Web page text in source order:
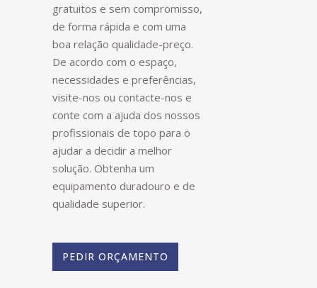
gratuitos e sem compromisso,
de forma rápida e com uma
boa relação qualidade-preço.
De acordo com o espaço,
necessidades e preferências,
visite-nos ou contacte-nos e
conte com a ajuda dos nossos
profissionais de topo para o
ajudar a decidir a melhor
solução. Obtenha um
equipamento duradouro e de
qualidade superior.
PEDIR ORÇAMENTO